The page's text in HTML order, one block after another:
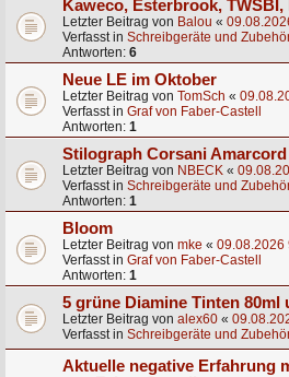
Kaweco, Esterbrook,
Letzter Beitrag von Balou «
Verfasst in Schreibgeräte und
Antworten: 6
Neue LE im Oktober
Letzter Beitrag von TomSch «
Verfasst in Graf von Faber-Castell
Antworten: 1
Stilograph Corsani Amarcord
Letzter Beitrag von NBECK «
Verfasst in Schreibgeräte und
Antworten: 1
Bloom
Letzter Beitrag von mke « 09.08.2026
Verfasst in Graf von Faber-Castell
Antworten: 1
5 grüne Diamine Tinten 80ml
Letzter Beitrag von alex60 «
Verfasst in Schreibgeräte und
Aktuelle negative Erfahrung